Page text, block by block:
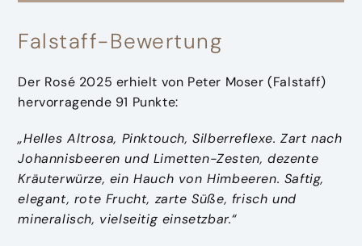
Falstaff-Bewertung
Der Rosé 2025 erhielt von Peter Moser (Falstaff)
hervorragende 91 Punkte:
„Helles Altrosa, Pinktouch, Silberreflexe. Zart nach
Johannisbeeren und Limetten-Zesten, dezente
Kräuterwürze, ein Hauch von Himbeeren. Saftig,
elegant, rote Frucht, zarte Süße, frisch und
mineralisch, vielseitig einsetzbar.“